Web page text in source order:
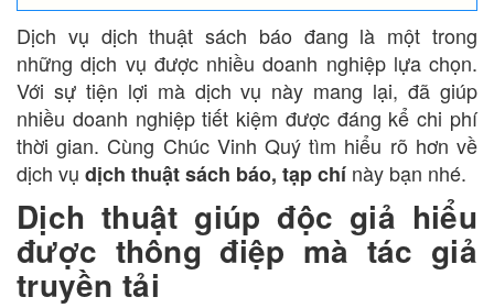
Dịch vụ dịch thuật sách báo đang là một trong
những dịch vụ được nhiều doanh nghiệp lựa chọn.
Với sự tiện lợi mà dịch vụ này mang lại, đã giúp
nhiều doanh nghiệp tiết kiệm được đáng kể chi phí
thời gian. Cùng Chúc Vinh Quý tìm hiểu rõ hơn về
dịch vụ dịch thuật sách báo, tạp chí này bạn nhé.
Dịch thuật giúp độc giả hiểu
được thông điệp mà tác giả
truyền tải